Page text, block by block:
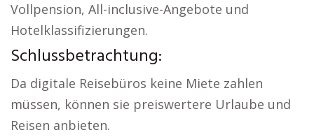
Vollpension, All-inclusive-Angebote und
Hotelklassifizierungen.
Schlussbetrachtung:
Da digitale Reisebüros keine Miete zahlen
müssen, können sie preiswertere Urlaube und
Reisen anbieten.